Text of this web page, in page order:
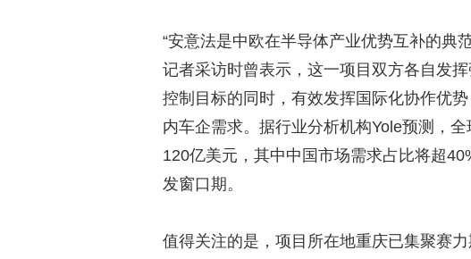
“安意法是中欧在半导体产业优势互补的典
记者采访时曾表示，这一项目双方各自发
控制目标的同时，有效发挥国际化协作优
内车企需求。据行业分析机构Yole预测，
120亿美元，其中中国市场需求占比将超
发窗口期。
值得关注的是，项目所在地重庆已集聚赛